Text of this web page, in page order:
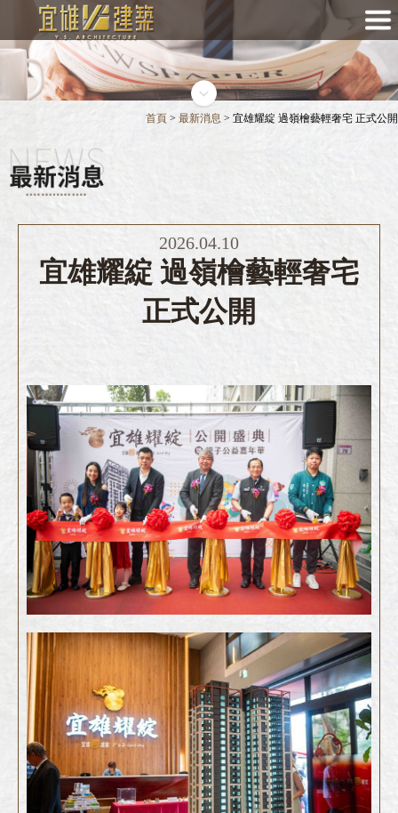
首頁 > 最新消息 > 宜雄耀綻 過嶺檜藝輕奢宅 正式公開
2026.04.10
宜雄耀綻 過嶺檜藝輕奢宅
正式公開